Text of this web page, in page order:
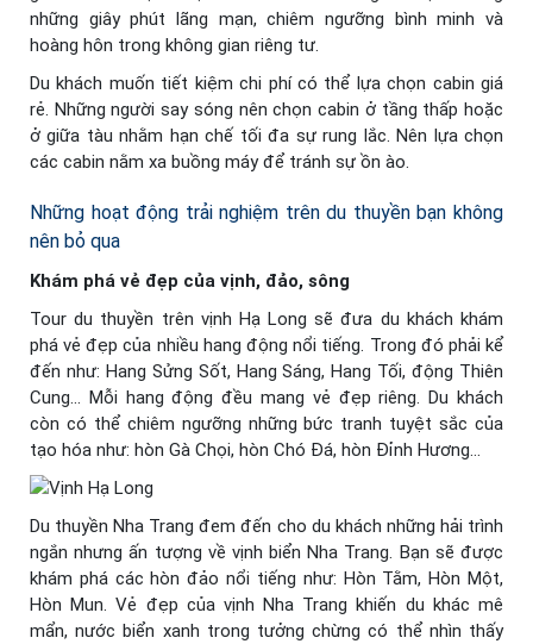
những giây phút lãng mạn, chiêm ngưỡng bình minh và
hoàng hôn trong không gian riêng tư.
Du khách muốn tiết kiệm chi phí có thể lựa chọn cabin giá
rẻ. Những người say sóng nên chọn cabin ở tầng thấp hoặc
ở giữa tàu nhằm hạn chế tối đa sự rung lắc. Nên lựa chọn
các cabin nằm xa buồng máy để tránh sự ồn ào.
Những hoạt động trải nghiệm trên du thuyền bạn không
nên bỏ qua
Khám phá vẻ đẹp của vịnh, đảo, sông
Tour du thuyền trên vịnh Hạ Long sẽ đưa du khách khám
phá vẻ đẹp của nhiều hang động nổi tiếng. Trong đó phải kể
đến như: Hang Sửng Sốt, Hang Sáng, Hang Tối, động Thiên
Cung… Mỗi hang động đều mang vẻ đẹp riêng. Du khách
còn có thể chiêm ngưỡng những bức tranh tuyệt sắc của
tạo hóa như: hòn Gà Chọi, hòn Chó Đá, hòn Đỉnh Hương…
Du thuyền Nha Trang đem đến cho du khách những hải trình
ngắn nhưng ấn tượng về vịnh biển Nha Trang. Bạn sẽ được
khám phá các hòn đảo nổi tiếng như: Hòn Tằm, Hòn Một,
Hòn Mun. Vẻ đẹp của vịnh Nha Trang khiến du khác mê
mẩn, nước biển xanh trong tưởng chừng có thể nhìn thấy